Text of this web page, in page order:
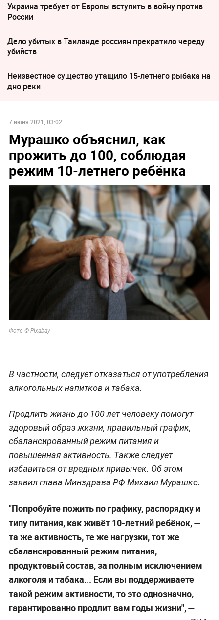
Украина требует от Европы вступить в войну против
России
Дело убитых в Таиланде россиян прекратило череду
убийств
Неизвестное существо утащило 15-летнего рыбака на
дно реки
7 июня 2021, 03:02
Мурашко объяснил, как
прожить до 100, соблюдая
режим 10-летнего ребёнка
Фото © Pixabay
В частности, следует отказаться от употребления
алкогольных напитков и табака.
Продлить жизнь до 100 лет человеку помогут
здоровый образ жизни, правильный график,
сбалансированный режим питания и
повышенная активность. Также следует
избавиться от вредных привычек. Об этом
заявил глава Минздрава РФ Михаил Мурашко.
"Попробуйте пожить по графику, распорядку и
типу питания, как живёт 10-летний ребёнок, —
та же активность, те же нагрузки, тот же
сбалансированный режим питания,
продуктовый состав, за полным исключением
алкоголя и табака... Если вы поддерживаете
такой режим активности, то это однозначно,
гарантированно продлит вам годы жизни", —